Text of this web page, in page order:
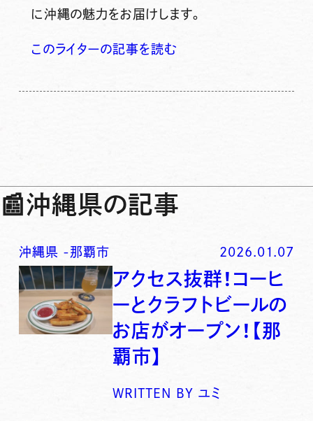
に沖縄の魅力をお届けします。
このライターの記事を読む
📰沖縄県の記事
沖縄県 -那覇市 2026.01.07
アクセス抜群！コーヒ
ーとクラフトビールの
お店がオープン！【那
覇市】
WRITTEN BY ユミ